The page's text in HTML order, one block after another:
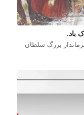
باد.
بزرگ سلطان